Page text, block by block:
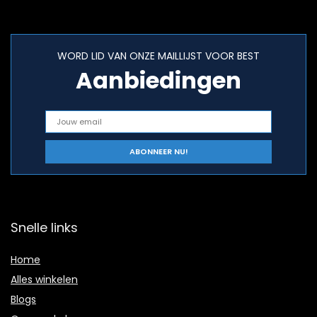
WORD LID VAN ONZE MAILLIJST VOOR BEST
Aanbiedingen
Snelle links
Home
Alles winkelen
Blogs